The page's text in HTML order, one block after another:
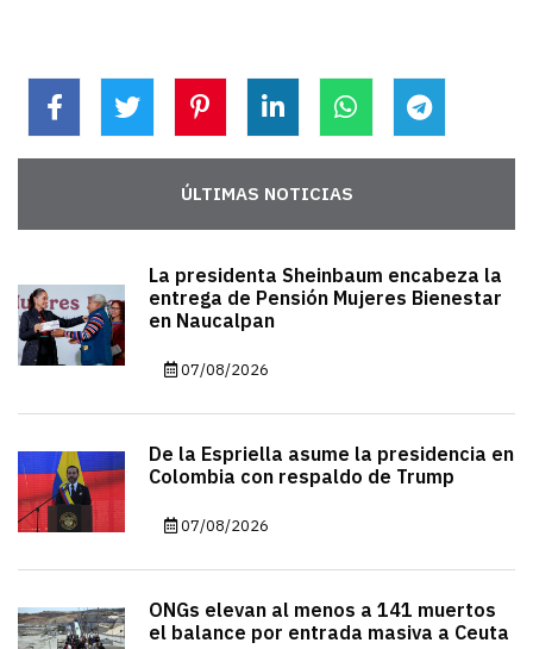
ÚLTIMAS NOTICIAS
La presidenta Sheinbaum encabeza la
entrega de Pensión Mujeres Bienestar
en Naucalpan
07/08/2026
De la Espriella asume la presidencia en
Colombia con respaldo de Trump
07/08/2026
ONGs elevan al menos a 141 muertos
el balance por entrada masiva a Ceuta